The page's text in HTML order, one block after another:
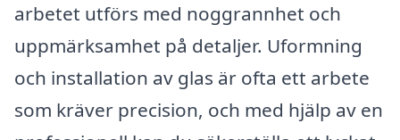
arbetet utförs med noggrannhet och
uppmärksamhet på detaljer. Uformning
och installation av glas är ofta ett arbete
som kräver precision, och med hjälp av en